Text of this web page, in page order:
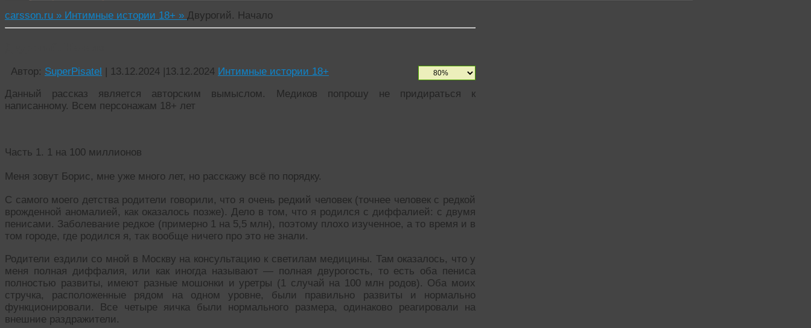
carsson.ru » Интимные истории 18+ » Двурогий. Начало
Автор: SuperPisatel | 13.12.2024 |13.12.2024 Интимные истории 18+
Данный рассказ является авторским вымыслом. Медиков попрошу не придираться к
написанному. Всем персонажам 18+ лет
Часть 1. 1 на 100 миллионов
Меня зовут Борис, мне уже много лет, но расскажу всё по порядку.
С самого моего детства родители говорили, что я очень редкий человек (точнее человек с редкой
врожденной аномалией, как оказалось позже). Дело в том, что я родился с диффалией: с двумя
пенисами. Заболевание редкое (примерно 1 на 5,5 млн), поэтому плохо изученное, а то время и в
том городе, где родился я, так вообще ничего про это не знали.
Родители ездили со мной в Москву на консультацию к светилам медицины. Там оказалось, что у
меня полная диффалия, или как иногда называют — полная двурогость, то есть оба пениса
полностью развиты, имеют разные мошонки и уретры (1 случай на 100 млн родов). Оба моих
стручка, расположенные рядом на одном уровне, были правильно развиты и нормально
функционировали. Все четыре яичка были нормального размера, одинаково реагировали на
внешние раздражители.